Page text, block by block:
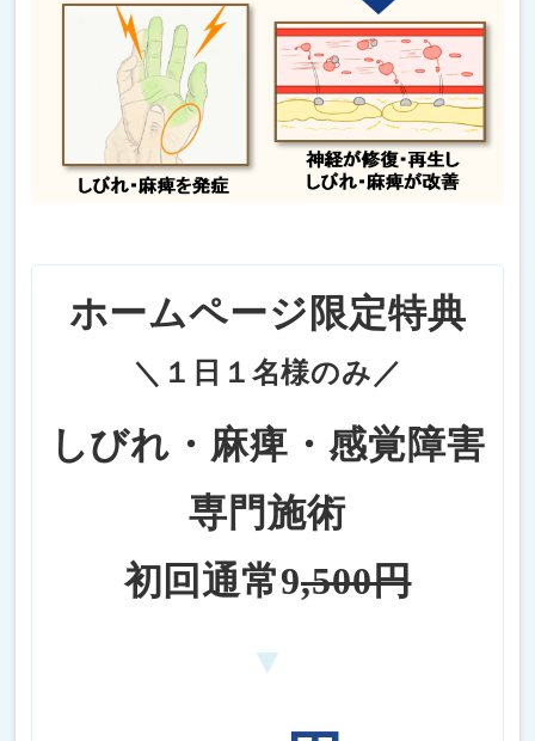
ホームページ限定特典
＼１日１名様のみ／
しびれ・麻痺・感覚障害
専門施術
初回通常9,500円
▼